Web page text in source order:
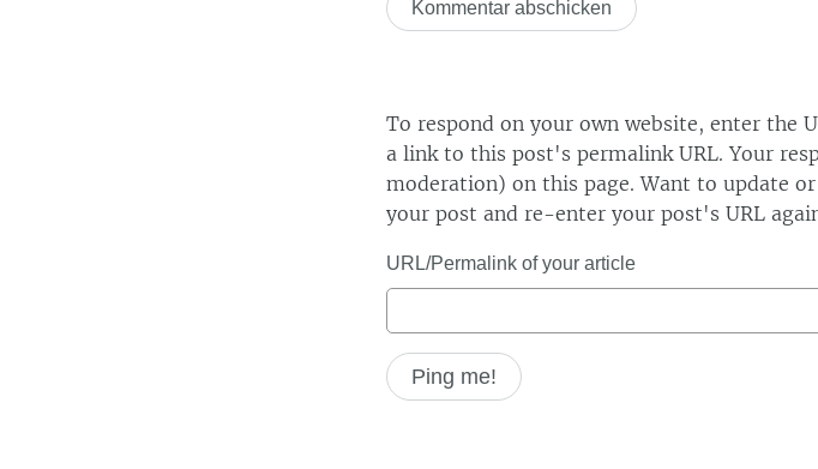
To respond on your own website, enter the
a link to this post's permalink URL. Your
moderation) on this page. Want to update
your post and re-enter your post's URL
URL/Permalink of your article